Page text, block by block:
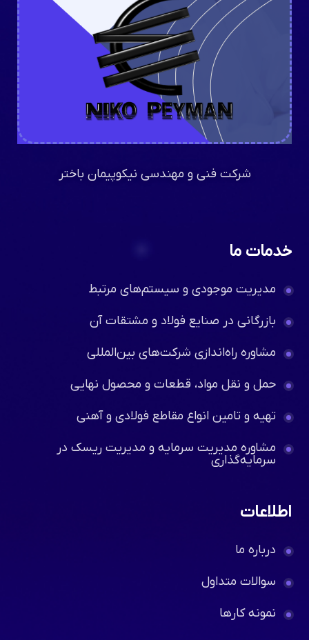
شرکت فنی و مهندسی نیکوپیمان باختر
خدمات ما
مدیریت موجودی و سیستم‌های مرتبط
بازرگانی در صنایع فولاد و مشتقات آن
مشاوره راه‌اندازی شرکت‌های بین‌المللی
حمل و نقل مواد، قطعات و محصول نهایی
تهیه و تامین انواع مقاطع فولادی و آهنی
مشاوره مدیریت سرمایه و مدیریت ریسک در
سرمایه‌گذاری
اطلاعات
درباره ما
سوالات متداول
نمونه کارها